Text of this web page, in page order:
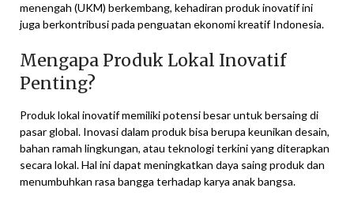
menengah (UKM) berkembang, kehadiran produk inovatif ini
juga berkontribusi pada penguatan ekonomi kreatif Indonesia.
Mengapa Produk Lokal Inovatif
Penting?
Produk lokal inovatif memiliki potensi besar untuk bersaing di
pasar global. Inovasi dalam produk bisa berupa keunikan desain,
bahan ramah lingkungan, atau teknologi terkini yang diterapkan
secara lokal. Hal ini dapat meningkatkan daya saing produk dan
menumbuhkan rasa bangga terhadap karya anak bangsa.